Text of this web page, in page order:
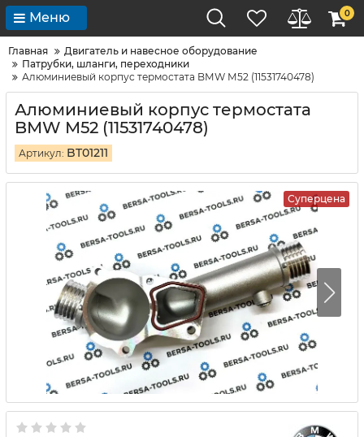
Меню 0
Главная
Двигатель и навесное оборудование
Патрубки, шланги, переходники
Алюминиевый корпуc термостата BМW М52 (11531740478)
Алюминиевый корпуc термостата
BМW М52 (11531740478)
Артикул: BT01211
Суперцена